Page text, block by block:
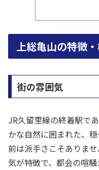
上総亀山の特徴
街の雰囲気
JR久留里線の終着駅で
かな自然に囲まれた、
前は派手さこそありま
気が特徴で、都会の喧